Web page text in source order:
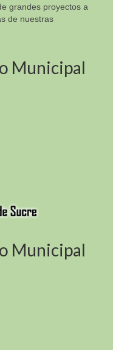
grandes proyectos a
de nuestras
Municipal
Municipal